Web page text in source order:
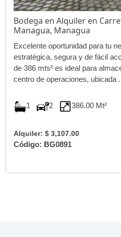
Bodega en Alquiler en
Managua, Managua
Excelente oportunidad para tu
estratégica, segura y de fácil
de 386 mts² es ideal para
centro de operaciones, ubicada
1 2 386.00 Mt²
Alquiler: $ 3,107.00
Código: BG0891